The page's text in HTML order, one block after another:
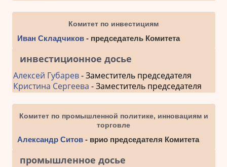
Комитет по инвестициям
Иван Складчиков- председатель Комитета
инвестиционное досье
Алексей Губарев- Заместитель председателя
Кристина Сергеева - Заместитель председателя
Комитет по промышленной политике, инновациям и
торговле
Александр Ситов- врио председателя Комитета
промышленное досье